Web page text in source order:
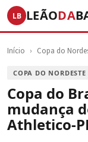
LB LEÃODA
Início › Copa do
COPA DO NORDESTE
Copa do
mudança
Athletico-